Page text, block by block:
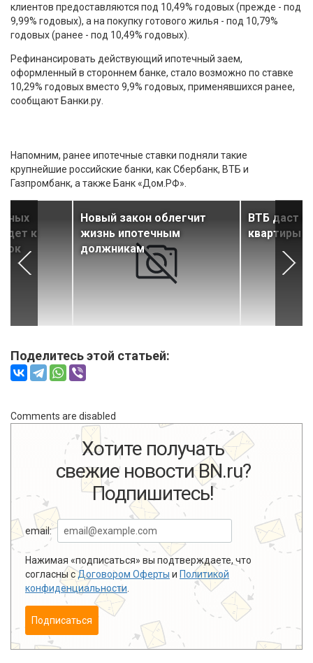
клиентов предоставляются под 10,49% годовых (прежде - под
9,99% годовых), а на покупку готового жилья - под 10,79%
годовых (ранее - под 10,49% годовых).
Рефинансировать действующий ипотечный заем,
оформленный в стороннем банке, стало возможно по ставке
10,29% годовых вместо 9,9% годовых, применявшихся ранее,
сообщают Банки.ру.
Напомним, ранее ипотечные ставки подняли такие
крупнейшие российские банки, как Сбербанк, ВТБ и
Газпромбанк, а также Банк «Дом.РФ».
к
Новый закон облегчит
жизнь ипотечным
должникам
ВТБ даст
квартиры
Поделитесь этой статьей:
Comments are disabled
Хотите получать
свежие новости BN.ru?
Подпишитесь!
email:
Нажимая «подписаться» вы подтверждаете, что
согласны сДоговором Оферты и Политикой
конфиденциальности
Подписаться